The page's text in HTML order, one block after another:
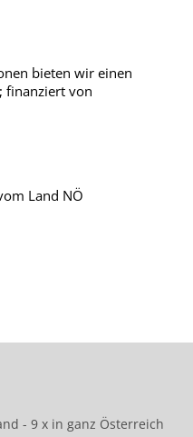
bieten wir einen
finanziert von
Land NÖ
- 9 x in ganz Österreich